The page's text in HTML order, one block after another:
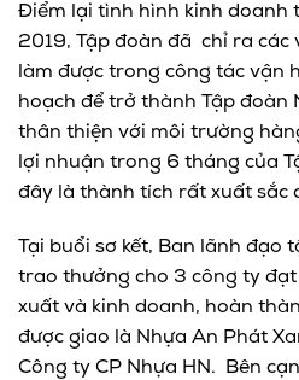
Điểm lại tình hình kinh doanh
2019, Tập đoàn đã chỉ ra các
làm được trong công tác vận
hoạch để trở thành Tập đoàn
thân thiện với môi trường
lợi nhuận trong 6 tháng của
đây là thành tích rất xuất sắc
Tại buổi sơ kết, Ban lãnh đạo
trao thưởng cho 3 công ty
xuất và kinh doanh, hoàn
được giao là Nhựa An Phát
Công ty CP Nhựa HN. Bên